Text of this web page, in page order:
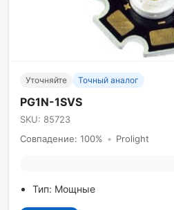
Уточняйте Точный аналог
PG1N-1SVS
SKU: 85723
Совпадение: 100% • Prolight
Тип: Мощные